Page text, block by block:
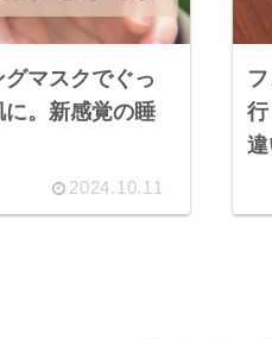
マスクでぐっ
。新感覚の睡
2024.10.11
違